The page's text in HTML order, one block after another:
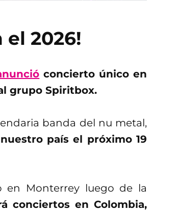
el 2026!
concierto único en
grupo Spiritbox.
banda del nu metal,
país el próximo 19
en Monterrey luego de la
conciertos en Colombia,